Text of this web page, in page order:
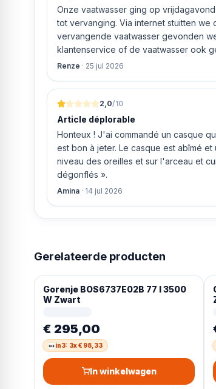
Onze vaatwasser ging op
tot vervanging. Via internet stuitten
vervangende vaatwasser gevonden werd. ‘s Ochtends even gebeld
klantenservice of de vaatwasser ook
bleek het geval tegen alleszins
ging doen om ‘s middags nog te
uur werd de Neff vaatwasser geleverd
Renze · 25 jul 2026
2,0/10
Article déplorable
Honteux ! J'ai commandé un casque
est bon à jeter. Le casque est abîmé
niveau des oreilles et sur l'arceau et
dégonflés ».
Amina · 14 jul 2026
Gerelateerde producten
Gorenje BOS6737E02B 77 l 3500
W Zwart
€ 295,00
in3: 3x € 98,33
In winkelwagen